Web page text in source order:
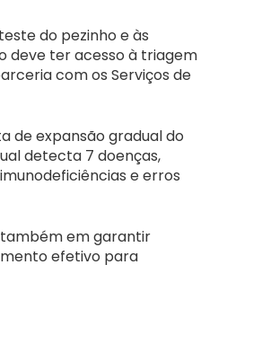
do pezinho e às
deve ter acesso à triagem
com os Serviços de
de expansão gradual do
detecta 7 doenças,
e erros
também em garantir
efetivo para